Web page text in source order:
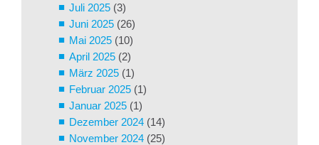
Juli 2025 (3)
Juni 2025 (26)
Mai 2025 (10)
April 2025 (2)
März 2025 (1)
Februar 2025 (1)
Januar 2025 (1)
Dezember 2024 (14)
November 2024 (25)